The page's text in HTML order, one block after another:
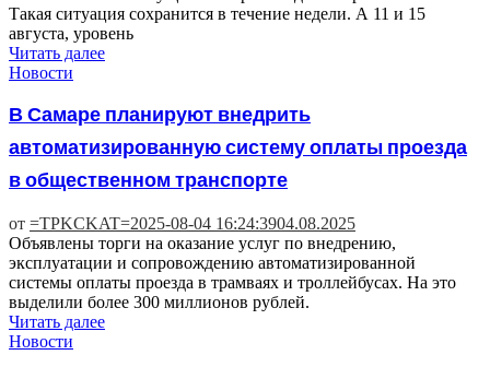
Такая ситуация сохранится в течение недели. А 11 и 15
августа, уровень
Читать далее
Новости
В Самаре планируют внедрить
автоматизированную систему оплаты проезда
в общественном транспорте
от =TPKCKAT=2025-08-04 16:24:3904.08.2025
Объявлены торги на оказание услуг по внедрению,
эксплуатации и сопровождению автоматизированной
системы оплаты проезда в трамваях и троллейбусах. На это
выделили более 300 миллионов рублей.
Читать далее
Новости